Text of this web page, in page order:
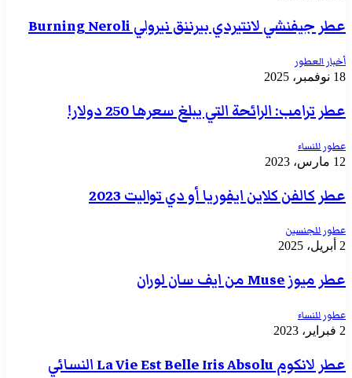
عطر جيفنشي لانتيردي بيرننق نيرولي Burning Neroli
أخبار العطور
18 نوفمبر، 2025
عطر ترامب: الرائحة التي يبلغ سعرها 250 دولار!
عطور للنساء
12 مارس، 2023
عطر كالفن كلاين ايفوريا أو دي تواليت 2023
عطور للجنسين
2 أبريل، 2025
عطر ميوز Muse من ايف سان لوران
عطور للنساء
2 فبراير، 2023
عطر لانكوم La Vie Est Belle Iris Absolu النسائي